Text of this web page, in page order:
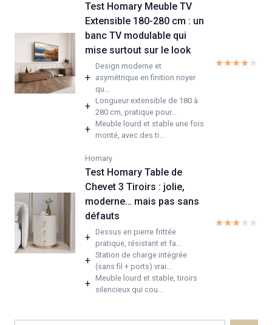
Test Homary Meuble TV
Extensible 180-280 cm : un
banc TV modulable qui
mise surtout sur le look
+
Design moderne et
asymétrique en finition noyer
qu...
+ Longueur extensible de 180 à
280 cm, pratique pour...
+ Meuble lourd et stable une fois
monté, avec des ti...
★★★★★
★★★★★
Homary
Test Homary Table de
Chevet 3 Tiroirs : jolie,
moderne… mais pas sans
défauts
+ Dessus en pierre frittée
pratique, résistant et fa...
+ Station de charge intégrée
(sans fil + ports) vrai...
+ Meuble lourd et stable, tiroirs
silencieux qui cou...
★★★★★
★★★★★